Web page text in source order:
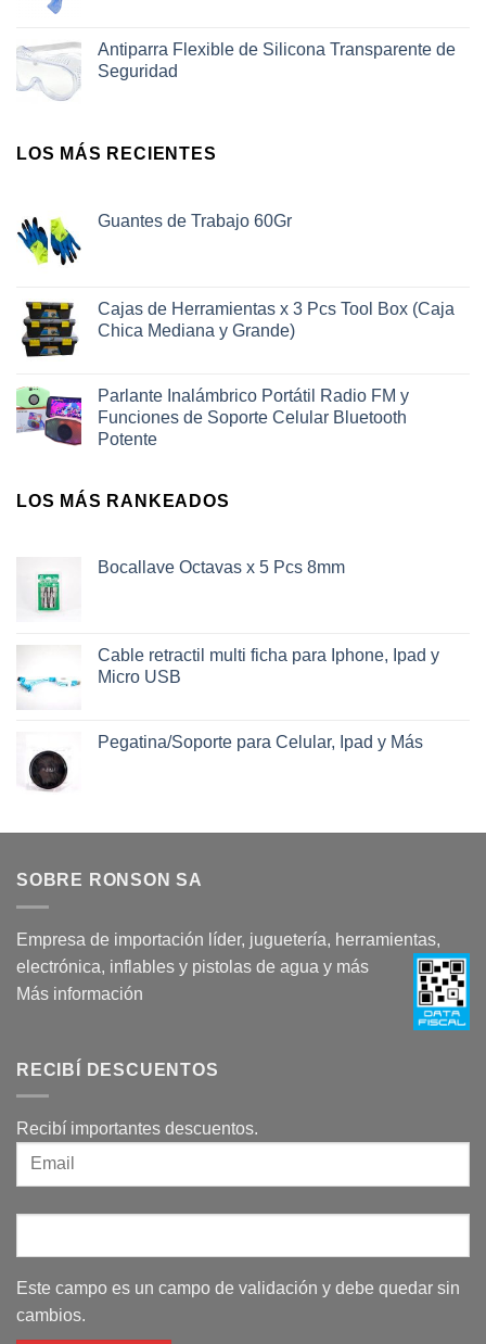
Antiparra Flexible de Silicona Transparente de
Seguridad
LOS MÁS RECIENTES
Guantes de Trabajo 60Gr
Cajas de Herramientas x 3 Pcs Tool Box (Caja
Chica Mediana y Grande)
Parlante Inalámbrico Portátil Radio FM y
Funciones de Soporte Celular Bluetooth
Potente
LOS MÁS RANKEADOS
Bocallave Octavas x 5 Pcs 8mm
Cable retractil multi ficha para Iphone, Ipad y
Micro USB
Pegatina/Soporte para Celular, Ipad y Más
SOBRE RONSON SA
Empresa de importación líder, juguetería, herramientas,
electrónica, inflables y pistolas de agua y más
Más información
RECIBÍ DESCUENTOS
Recibí importantes descuentos.
Este campo es un campo de validación y debe quedar sin
cambios.